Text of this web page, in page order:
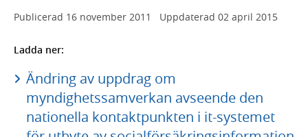
Publicerad 16 november 2011 Uppdaterad 02 april 2015
Ladda ner:
Ändring av uppdrag om
myndighetssamverkan avseende den
nationella kontaktpunkten i it-systemet